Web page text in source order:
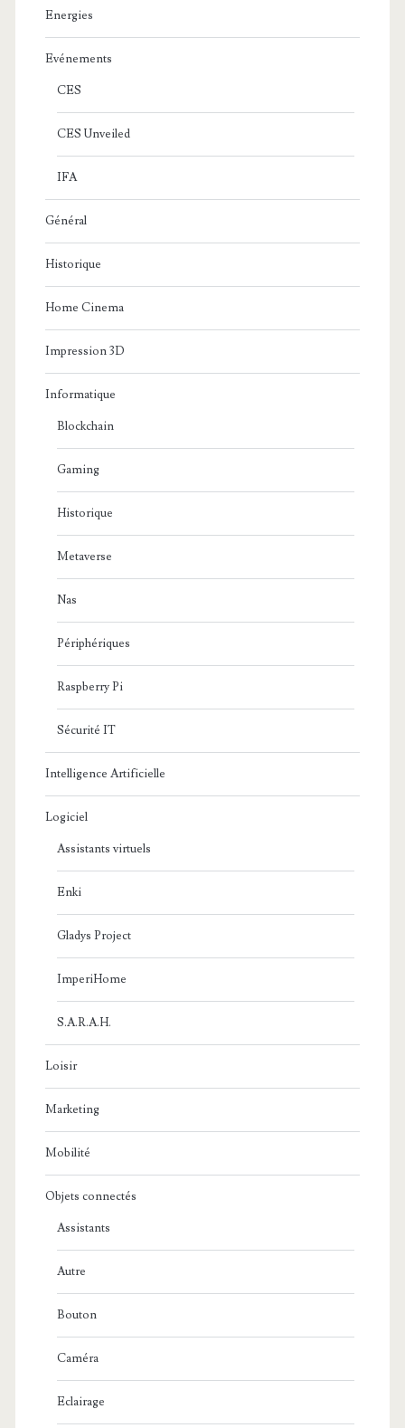
Energies
Evénements
CES
CES Unveiled
IFA
Général
Historique
Home Cinema
Impression 3D
Informatique
Blockchain
Gaming
Historique
Metaverse
Nas
Périphériques
Raspberry Pi
Sécurité IT
Intelligence Artificielle
Logiciel
Assistants virtuels
Enki
Gladys Project
ImperiHome
S.A.R.A.H.
Loisir
Marketing
Mobilité
Objets connectés
Assistants
Autre
Bouton
Caméra
Eclairage